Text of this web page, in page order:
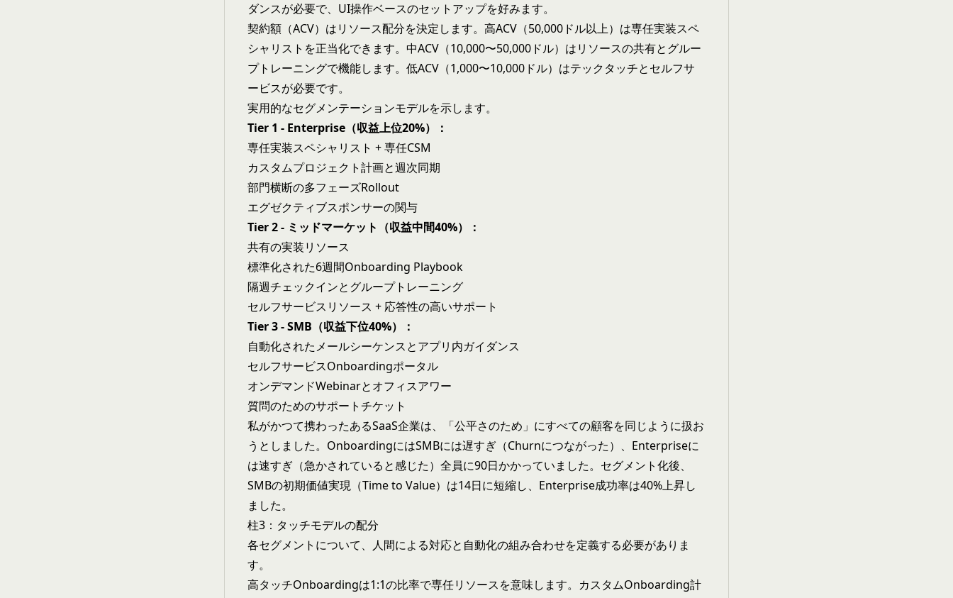
ダンスが必要で、UI操作ベースのセットアップを好みます。
契約額（ACV）はリソース配分を決定します。高ACV（50,000ドル以上）は専任実装スペ
シャリストを正当化できます。中ACV（10,000〜50,000ドル）はリソースの共有とグルー
プトレーニングで機能します。低ACV（1,000〜10,000ドル）はテックタッチとセルフサ
ービスが必要です。
実用的なセグメンテーションモデルを示します。
Tier 1 - Enterprise（収益上位20%）：
専任実装スペシャリスト + 専任CSM
カスタムプロジェクト計画と週次同期
部門横断の多フェーズRollout
エグゼクティブスポンサーの関与
Tier 2 - ミッドマーケット（収益中間40%）：
共有の実装リソース
標準化された6週間Onboarding Playbook
隔週チェックインとグループトレーニング
セルフサービスリソース + 応答性の高いサポート
Tier 3 - SMB（収益下位40%）：
自動化されたメールシーケンスとアプリ内ガイダンス
セルフサービスOnboardingポータル
オンデマンドWebinarとオフィスアワー
質問のためのサポートチケット
私がかつて携わったあるSaaS企業は、「公平さのため」にすべての顧客を同じように扱お
うとしました。OnboardingにはSMBには遅すぎ（Churnにつながった）、Enterpriseに
は速すぎ（急かされていると感じた）全員に90日かかっていました。セグメント化後、
SMBの初期価値実現（Time to Value）は14日に短縮し、Enterprise成功率は40%上昇し
ました。
柱3：タッチモデルの配分
各セグメントについて、人間による対応と自動化の組み合わせを定義する必要がありま
す。
高タッチOnboardingは1:1の比率で専任リソースを意味します。カスタムOnboarding計